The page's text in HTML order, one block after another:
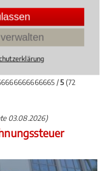
immer eine große
gelten beim BAFöG
Welche
unzumutbar?
einen Rücktritt von
/5(72
03.08.2026)